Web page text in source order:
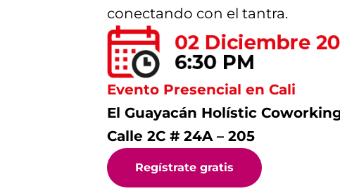
conectando con el tantra.
Evento Presencial en Cali
El Guayacán Holístic
Calle 2C # 24A – 205
Regístrate gratis